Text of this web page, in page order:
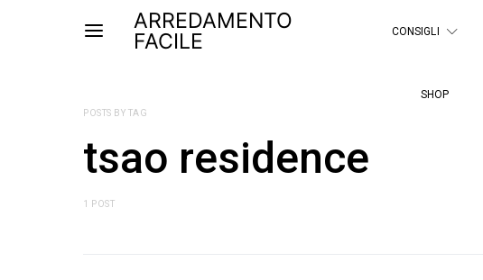
ARREDAMENTO
FACILE
CONSIGLI
SHOP
POSTS BY TAG
tsao residence
1 POST